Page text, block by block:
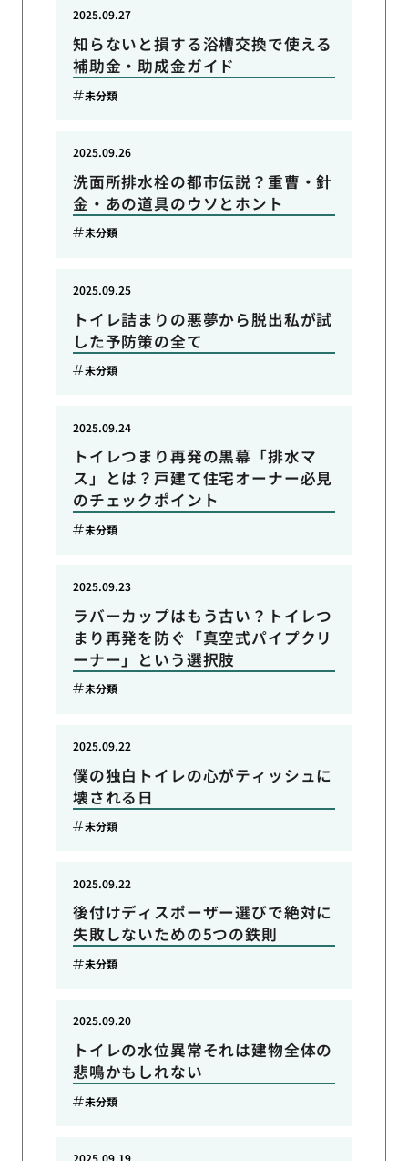
知らないと損する浴槽交換で使える
補助金・助成金ガイド
2025.09.27
未分類
洗面所排水栓の都市伝説？重曹・針
金・あの道具のウソとホント
2025.09.26
未分類
トイレ詰まりの悪夢から脱出私が試
した予防策の全て
2025.09.25
未分類
トイレつまり再発の黒幕「排水マ
ス」とは？戸建て住宅オーナー必見
のチェックポイント
2025.09.24
未分類
ラバーカップはもう古い？トイレつ
まり再発を防ぐ「真空式パイプクリ
ーナー」という選択肢
2025.09.23
未分類
僕の独白トイレの心がティッシュに
壊される日
2025.09.22
未分類
後付けディスポーザー選びで絶対に
失敗しないための5つの鉄則
2025.09.22
未分類
トイレの水位異常それは建物全体の
悲鳴かもしれない
2025.09.20
未分類
2025.09.19